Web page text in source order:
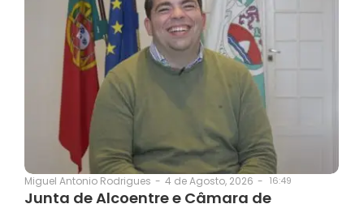
Miguel Antonio Rodrigues - 4 de Agosto, 2026 - 16:49
Junta de Alcoentre e Câmara de